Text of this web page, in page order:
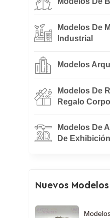
Modelos De
Industrial
Modelos
Modelos De
Regalo
Modelos De
De
Nuevos Modelos